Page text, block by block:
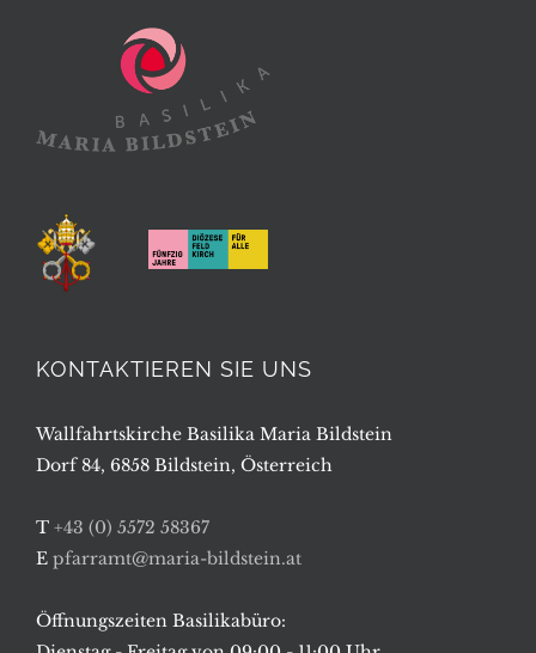
KONTAKTIEREN SIE UNS
Wallfahrtskirche Basilika Maria Bildstein
Dorf 84, 6858 Bildstein, Österreich
T +43 (0) 5572 58367
E pfarramt@maria-bildstein.at
Öffnungszeiten Basilikabüro: